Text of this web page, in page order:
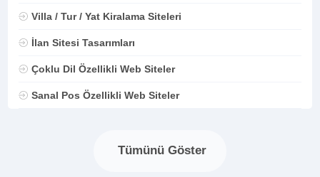
Villa / Tur / Yat Kiralama Siteleri
İlan Sitesi Tasarımları
Çoklu Dil Özellikli Web Siteler
Sanal Pos Özellikli Web Siteler
Tümünü Göster